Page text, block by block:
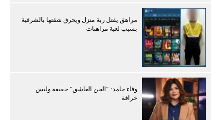
مراهق يقتل ربة منزل ويحرق شقتها بالشرقية
بسبب لعبة مراهنات
وفاء حامد: “الجن العاشق” حقيقة وليس
خرافة